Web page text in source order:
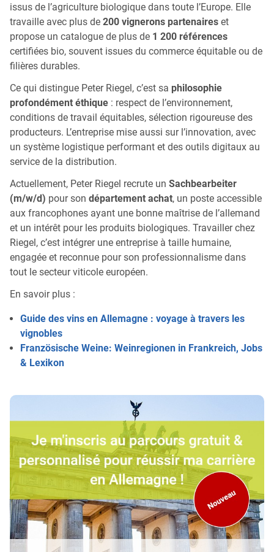
issus de l’agriculture biologique dans toute l’Europe. Elle
travaille avec plus de 200 vignerons partenaires et
propose un catalogue de plus de 1 200 références
certifiées bio, souvent issues du commerce équitable ou de
filières durables.
Ce qui distingue Peter Riegel, c’est sa philosophie
profondément éthique : respect de l’environnement,
conditions de travail équitables, sélection rigoureuse des
producteurs. L’entreprise mise aussi sur l’innovation, avec
un système logistique performant et des outils digitaux au
service de la distribution.
Actuellement, Peter Riegel recrute un Sachbearbeiter
(m/w/d) pour son département achat, un poste accessible
aux francophones ayant une bonne maîtrise de l’allemand
et un intérêt pour les produits biologiques. Travailler chez
Riegel, c’est intégrer une entreprise à taille humaine,
engagée et reconnue pour son professionnalisme dans
tout le secteur viticole européen.
En savoir plus :
Guide des vins en Allemagne : voyage à travers les
vignobles
Französische Weine: Weinregionen in Frankreich, Jobs
& Lexikon